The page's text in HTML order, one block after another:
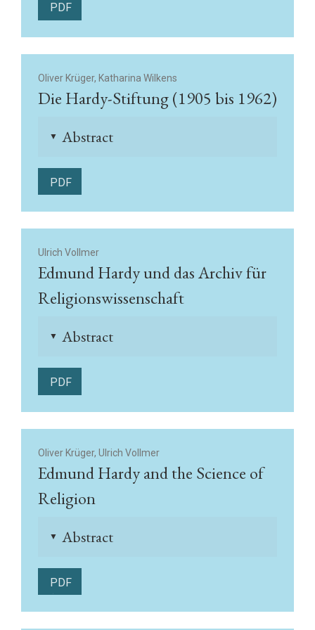
PDF
Oliver Krüger, Katharina Wilkens
Die Hardy-Stiftung (1905 bis 1962)
▲ Abstract
PDF
Ulrich Vollmer
Edmund Hardy und das Archiv für
Religionswissenschaft
▲ Abstract
PDF
Oliver Krüger, Ulrich Vollmer
Edmund Hardy and the Science of
Religion
▲ Abstract
PDF
(English)